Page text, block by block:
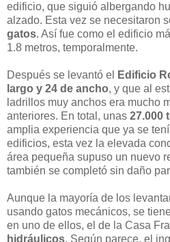
edificio, que siguió albergando
alzado. Esta vez se necesitaron
gatos. Así fue como el edificio
1.8 metros, temporalmente.
Después se levantó el Edificio
largo y 24 de ancho, y que al
ladrillos muy anchos era mucho
anteriores. En total, unas 27.000
amplia experiencia que ya se
edificios, esta vez la elevada
área pequeña supuso un nuevo
también se completó sin daño
Aunque la mayoría de los
usando gatos mecánicos, se
en uno de ellos, el de la Casa
hidráulicos. Según parece, el